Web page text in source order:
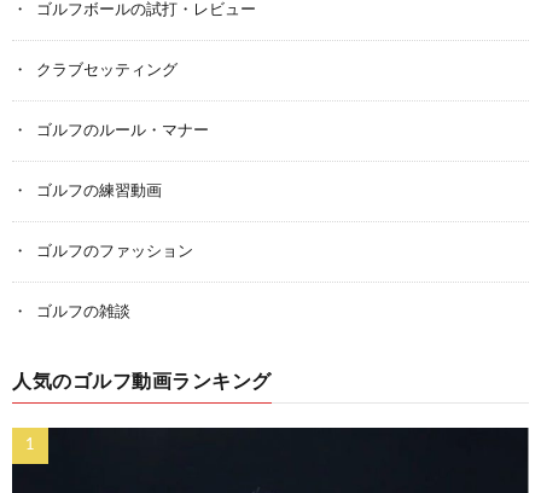
ゴルフボールの試打・レビュー
クラブセッティング
ゴルフのルール・マナー
ゴルフの練習動画
ゴルフのファッション
ゴルフの雑談
人気のゴルフ動画ランキング